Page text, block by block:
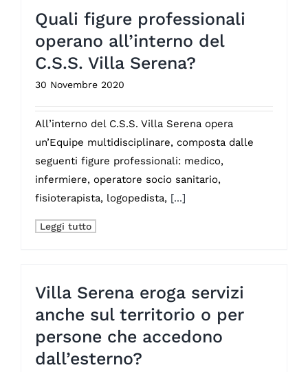
Quali figure professionali
operano all’interno del
C.S.S. Villa Serena?
30 Novembre 2020
All’interno del C.S.S. Villa Serena opera
un’Equipe multidisciplinare, composta dalle
seguenti figure professionali: medico,
infermiere, operatore socio sanitario,
fisioterapista, logopedista, [...]
Leggi tutto
Villa Serena eroga servizi
anche sul territorio o per
persone che accedono
dall’esterno?